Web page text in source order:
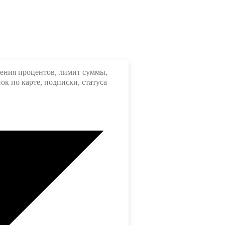
процентов, лимит суммы,
по карте, подписки, статуса